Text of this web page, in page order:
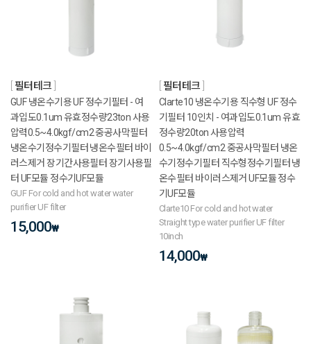
필터테크
GUF 냉온수기용 UF 정수기필터 - 여
과입도0.1um 유효정수량23ton 사용
압력0.5~4.0kgf/cm2 중공사막필터
냉온수기정수기필터 냉온수필터 바이
러스제거 장기간사용필터 장기사용필
터 UF모듈 정수기UF모듈
GUF For cold and hot water water
purifier UF filter
15,000₩
필터테크
Clarte10 냉온수기용 직수형 UF 정수
기필터 10인치 - 여과입도0.1um 유효
정수량20ton 사용압력
0.5~4.0kgf/cm2 중공사막필터 냉온
수기정수기필터 직수형정수기필터 냉
온수필터 바이러스제거 UF모듈 정수
기UF모듈
Clarte10 For cold and hot water
Straight type water purifier UF filter
10inch
14,000₩